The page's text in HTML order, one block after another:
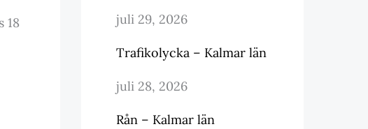
18
juli 29, 2026
Trafikolycka – Kalmar län
juli 28, 2026
Rån – Kalmar län